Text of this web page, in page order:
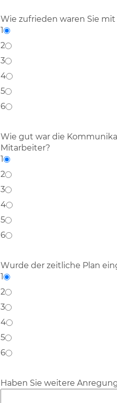
Wie zufrieden waren Sie
1
2
3
4
5
6
Wie gut war die
Mitarbeiter?
1
2
3
4
5
6
Wurde der zeitliche Plan
1
2
3
4
5
6
Haben Sie weitere